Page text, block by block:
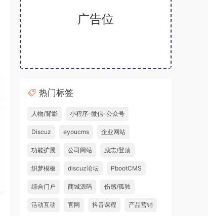
广告位
热门标签
人物/背影 小程序-微信-公众号
Discuz eyoucms 企业网站
功能扩展 公司网站 励志/登顶
织梦模板 discuz论坛 PbootCMS
综合门户 商城源码 伤感/孤独
活动互动 官网 抖音课程 产品营销